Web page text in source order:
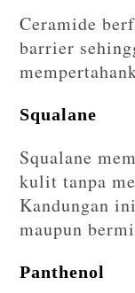
Ceramide
barrier
Squalane
Squalane
kulit tanpa
Kandungan
maupun
Panthenol